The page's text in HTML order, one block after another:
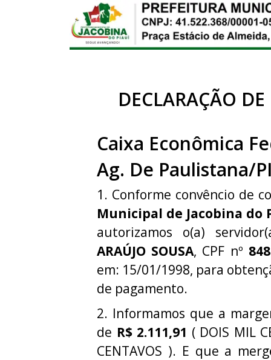
DECLARAÇÃO
Caixa Econômica
Ag. De Paulistana/
1. Conforme convêncio de
Municipal de Jacobina do
autorizamos o(a)
ARAÚJO SOUSA, CPF nº
em: 15/01/1998, para
de pagamento.
2. Informamos que a
de R$ 2.111,91 ( DOIS MIL
CENTAVOS ). E que a